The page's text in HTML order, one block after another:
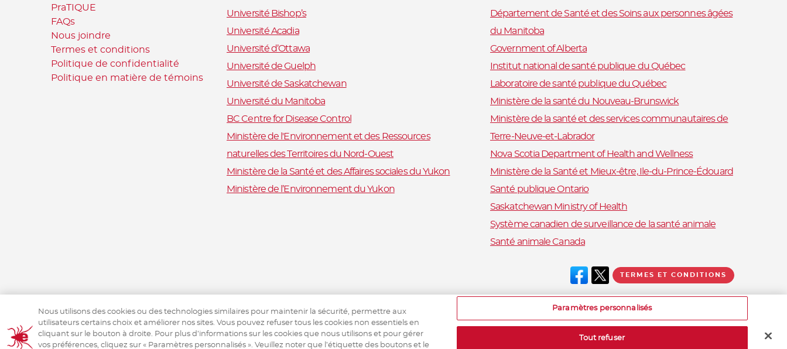
PraTIQUE
FAQs
Nous joindre
Termes et conditions
Politique de confidentialité
Politique en matière de témoins
Université Bishop’s
Université Acadia
Université d’Ottawa
Université de Guelph
Université de Saskatchewan
Université du Manitoba
BC Centre for Disease Control
Ministère de l'Environnement et des Ressources
naturelles des Territoires du Nord-Ouest
Ministère de la Santé et des Affaires sociales du Yukon
Ministère de l’Environnement du Yukon
Département de Santé et des Soins aux personnes âgées
du Manitoba
Government of Alberta
Institut national de santé publique du Québec
Laboratoire de santé publique du Québec
Ministère de la santé du Nouveau-Brunswick
Ministère de la santé et des services communautaires de
Terre-Neuve-et-Labrador
Nova Scotia Department of Health and Wellness
Ministère de la Santé et Mieux-être, Ile-du-Prince-Édouard
Santé publique Ontario
Saskatchewan Ministry of Health
Système canadien de surveillance de la santé animale
Santé animale Canada
TERMES ET CONDITIONS
Nous utilisons des cookies ou des technologies similaires pour maintenir la sécurité, permettre aux
utilisateurs certains choix et améliorer nos sites. Vous pouvez refuser tous les cookies non essentiels en
cliquant sur le bouton à droite. Pour plus d’informations sur les cookies que nous utilisons et pour gérer
vos préférences, cliquez sur « Paramètres personnalisés ». Veuillez noter que l’étiquette des boutons et le
Paramètres personnalisés
Tout refuser